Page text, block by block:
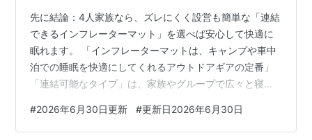
先に結論：4人家族なら、ズレにくく設営も簡単な「連結
できるインフレーターマット」を選べば安心して快適に
眠れます。 「インフレーターマットは、キャンプや車中
泊での睡眠を快適にしてくれるアウトドアギアの定番」
「連結可能なタイプ」は、家族やグループで広々と寝た
にくく、快適な寝床をつくれます。 この記事では、連結
可能なインフレーターマットの特徴やメリット、選び方
#2026年6月30日更新 #更新日2026年6月30日